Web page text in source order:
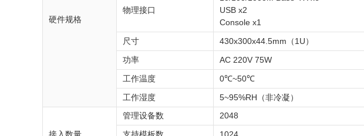
硬件规格
物理接口
USB x2
Console x1
尺寸
430x300x44.5mm（1U）
功率
AC 220V 75W
工作温度
0℃~50℃
工作湿度
5~95%RH（非冷凝）
管理设备数
2048